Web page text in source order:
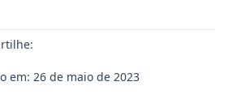
em: 26 de maio de 2023